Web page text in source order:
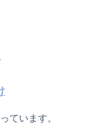
ています。